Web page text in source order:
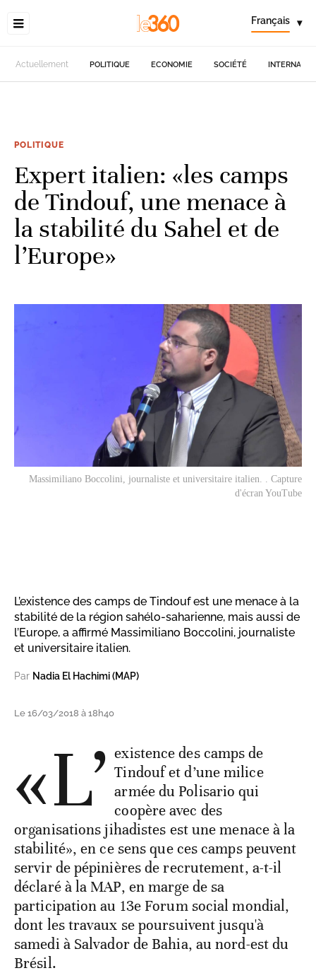
Français ▾
Actuellement POLITIQUE ECONOMIE SOCIÉTÉ
POLITIQUE
Expert italien: «les camps
de Tindouf, une menace à
la stabilité du Sahel et de
l’Europe»
Massimiliano Boccolini, journaliste et universitaire italien. . Capture
d'écran YouTube
L’existence des camps de Tindouf est une menace à la
stabilité de la région sahélo-saharienne, mais aussi de
l’Europe, a affirmé Massimiliano Boccolini, journaliste
et universitaire italien.
Par Nadia El Hachimi (MAP)
Le 16/03/2018 à 18h40
«L’ existence des camps de
Tindouf et d’une milice
armée du Polisario qui
coopère avec des
organisations jihadistes est une menace à la
stabilité», en ce sens que ces camps peuvent
servir de pépinières de recrutement, a-t-il
déclaré à la MAP, en marge de sa
participation au 13e Forum social mondial,
dont les travaux se poursuivent jusqu'à
samedi à Salvador de Bahia, au nord-est du
Brésil.